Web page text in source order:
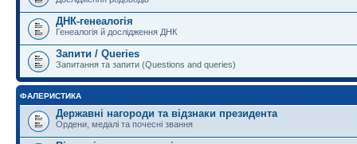
ДНК-генеалогія
Генеалогія й дослідження ДНК
Запити / Queries
Запитання та запити (Questions and queries)
ФАЛЕРИСТИКА
Державні нагороди та відзнаки президента
Ордени, медалі та почесні звання